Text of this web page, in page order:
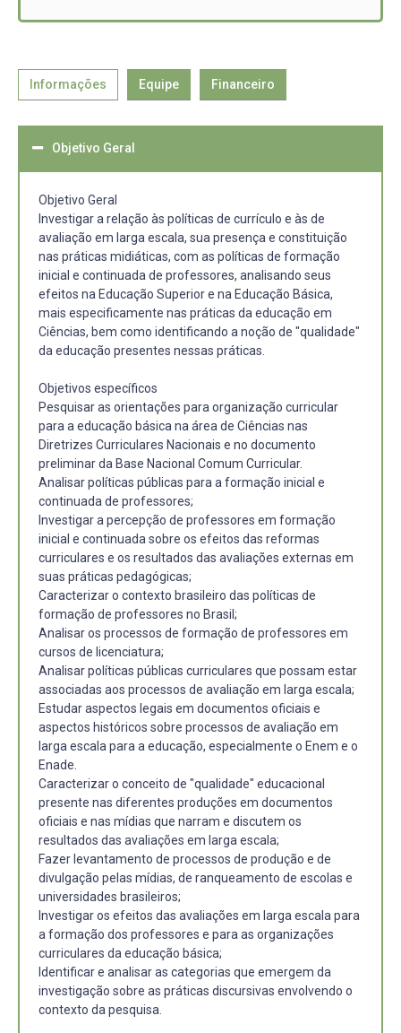
Informações Equipe Financeiro
Objetivo Geral
Objetivo Geral
Investigar a relação às políticas de currículo e às de
avaliação em larga escala, sua presença e constituição
nas práticas midiáticas, com as políticas de formação
inicial e continuada de professores, analisando seus
efeitos na Educação Superior e na Educação Básica,
mais especificamente nas práticas da educação em
Ciências, bem como identificando a noção de "qualidade"
da educação presentes nessas práticas.
Objetivos específicos
Pesquisar as orientações para organização curricular
para a educação básica na área de Ciências nas
Diretrizes Curriculares Nacionais e no documento
preliminar da Base Nacional Comum Curricular.
Analisar políticas públicas para a formação inicial e
continuada de professores;
Investigar a percepção de professores em formação
inicial e continuada sobre os efeitos das reformas
curriculares e os resultados das avaliações externas em
suas práticas pedagógicas;
Caracterizar o contexto brasileiro das políticas de
formação de professores no Brasil;
Analisar os processos de formação de professores em
cursos de licenciatura;
Analisar políticas públicas curriculares que possam estar
associadas aos processos de avaliação em larga escala;
Estudar aspectos legais em documentos oficiais e
aspectos históricos sobre processos de avaliação em
larga escala para a educação, especialmente o Enem e o
Enade.
Caracterizar o conceito de "qualidade" educacional
presente nas diferentes produções em documentos
oficiais e nas mídias que narram e discutem os
resultados das avaliações em larga escala;
Fazer levantamento de processos de produção e de
divulgação pelas mídias, de ranqueamento de escolas e
universidades brasileiros;
Investigar os efeitos das avaliações em larga escala para
a formação dos professores e para as organizações
curriculares da educação básica;
Identificar e analisar as categorias que emergem da
investigação sobre as práticas discursivas envolvendo o
contexto da pesquisa.